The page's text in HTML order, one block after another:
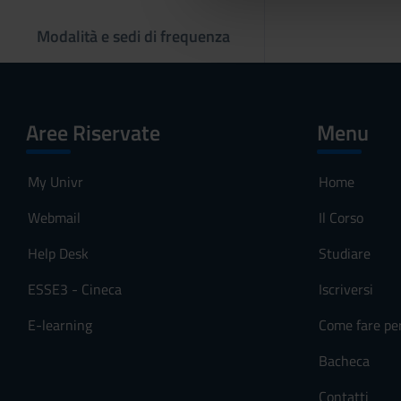
l
Modalità e sedi di frequenza
Aree Riservate
My Univr
Webmail
Help Desk
ESSE3 - Cineca
E-learning
Menu
Home
Il Corso
Studiare
Iscriversi
Come fare
Bacheca
Contatti